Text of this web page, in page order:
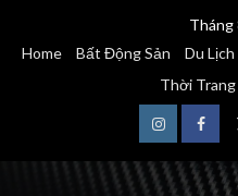
Tháng
Home
Bất Động Sản Du Lịch
Thời Trang
Instagram